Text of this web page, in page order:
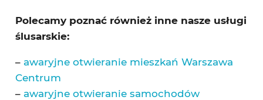
Polecamy poznać również inne nasze usługi
ślusarskie:
– awaryjne otwieranie mieszkań Warszawa
Centrum
– awaryjne otwieranie samochodów